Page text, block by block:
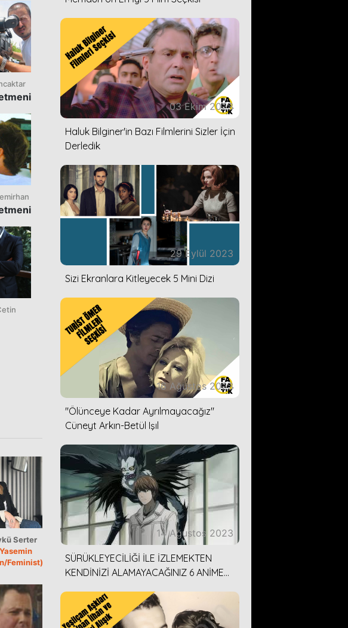
Serter
Feminist)
03 Ekim 2023
Haluk Bilginer'in Bazı Filmlerini Sizler İçin
Derledik
29 Eylül 2023
Sizi Ekranlara Kitleyecek 5 Mini Dizi
16 Ağustos 2023
''Ölünceye Kadar Ayrılmayacağız''
Cüneyt Arkın-Betül Işıl
14 Ağustos 2023
SÜRÜKLEYECİLİĞİ İLE İZLEMEKTEN
KENDİNİZİ ALAMAYACAĞINIZ 6 ANİME